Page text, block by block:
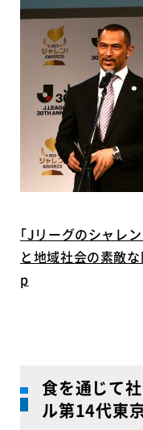
｢Jリーグのシャレ
と地域社会の素敵
p
食を通じて
ル第14代東